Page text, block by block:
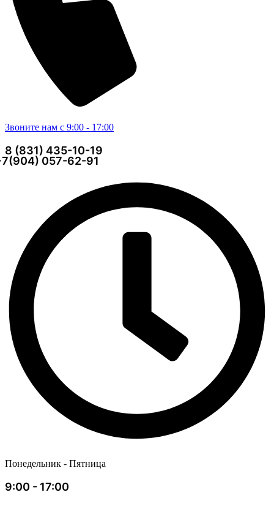
Звоните нам с 9:00 - 17:00
8 (831) 435-10-19
057-62-91
Понедельник - Пятница
9:00 - 17:00